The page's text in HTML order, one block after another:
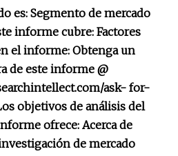
es: Segmento de mercado
informe cubre: Factores
el informe: Obtenga un
de este informe @
ask- for-
objetivos de análisis del
ofrece: Acerca de
de mercado